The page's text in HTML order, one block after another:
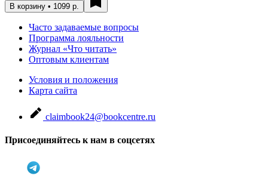
В корзину • 1099 р.
Часто задаваемые вопросы
Программа лояльности
Журнал «Что читать»
Оптовым клиентам
Условия и положения
Карта сайта
claimbook24@bookcentre.ru
Присоединяйтесь к нам в соцсетях